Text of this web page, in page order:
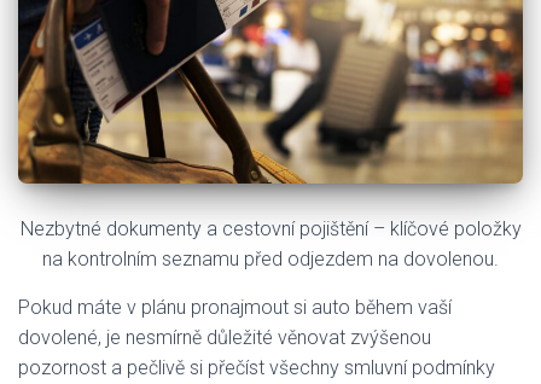
Nezbytné dokumenty a cestovní pojištění – klíčové položky
na kontrolním seznamu před odjezdem na dovolenou.
Pokud máte v plánu pronajmout si auto během vaší
dovolené, je nesmírně důležité věnovat zvýšenou
pozornost a pečlivě si přečíst všechny smluvní podmínky